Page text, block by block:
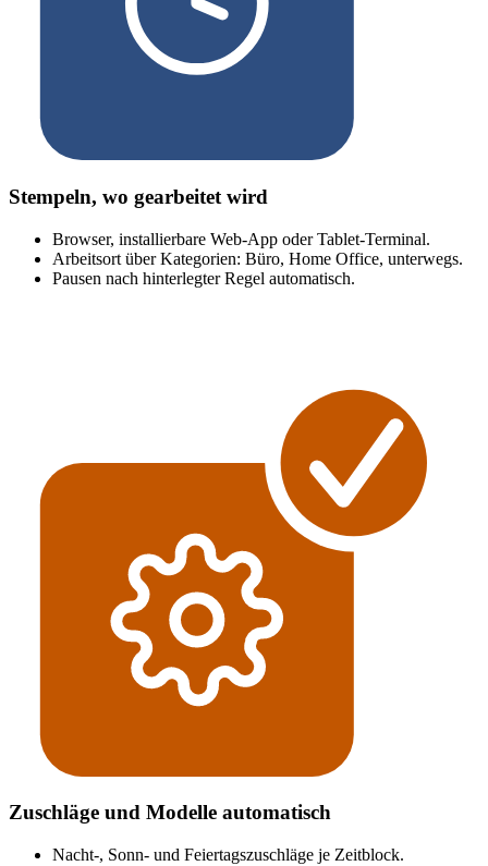
Stempeln, wo gearbeitet wird
Browser, installierbare Web-App oder Tablet-Terminal.
Arbeitsort über Kategorien: Büro, Home Office, unterwegs.
Pausen nach hinterlegter Regel automatisch.
Zuschläge und Modelle automatisch
Nacht-, Sonn- und Feiertagszuschläge je Zeitblock.